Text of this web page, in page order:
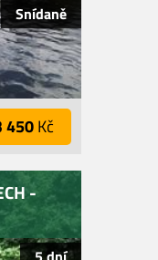
Snídaně
450Kč
-